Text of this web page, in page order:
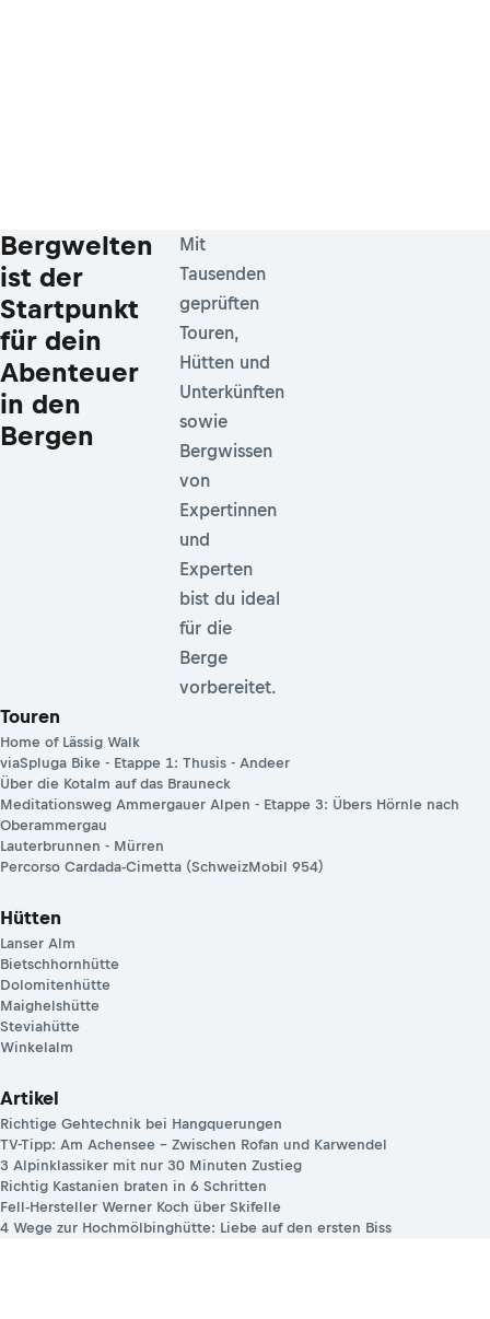
Bergwelten
ist der
Startpunkt
für dein
Abenteuer
in den
Bergen
Mit
Tausenden
geprüften
Touren,
Hütten und
Unterkünften
sowie
Bergwissen
von
Expertinnen
und
Experten
bist du ideal
für die
Berge
vorbereitet.
Touren
Home of Lässig Walk
viaSpluga Bike - Etappe 1: Thusis - Andeer
Über die Kotalm auf das Brauneck
Meditationsweg Ammergauer Alpen - Etappe 3: Übers Hörnle nach
Oberammergau
Lauterbrunnen - Mürren
Percorso Cardada-Cimetta (SchweizMobil 954)
Hütten
Lanser Alm
Bietschhornhütte
Dolomitenhütte
Maighelshütte
Steviahütte
Winkelalm
Artikel
Richtige Gehtechnik bei Hangquerungen
TV-Tipp: Am Achensee – Zwischen Rofan und Karwendel
3 Alpinklassiker mit nur 30 Minuten Zustieg
Richtig Kastanien braten in 6 Schritten
Fell-Hersteller Werner Koch über Skifelle
4 Wege zur Hochmölbinghütte: Liebe auf den ersten Biss